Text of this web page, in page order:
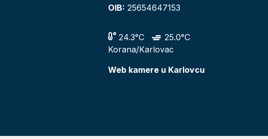
OIB: 25654647153
24.3°C
25.0°C
Korana/Karlovac
Web kamere u Karlovcu